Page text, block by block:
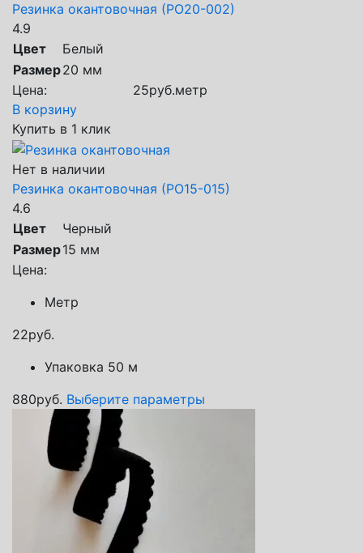
Резинка окантовочная (РО20-002)
4.9
Цвет
Белый
Размер20 мм
Цена:
25руб.метр
В корзину
Купить в 1 клик
Нет в наличии
Резинка окантовочная (РО15-015)
4.6
Цвет
Черный
Размер15 мм
Цена:
Метр
22руб.
Упаковка 50 м
880руб. Выберите параметры